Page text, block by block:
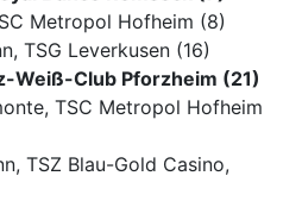
Metropol Hofheim (8)
TSG Leverkusen (16)
Weiß-Club Pforzheim (21)
TSC Metropol Hofheim
TSZ Blau-Gold Casino,